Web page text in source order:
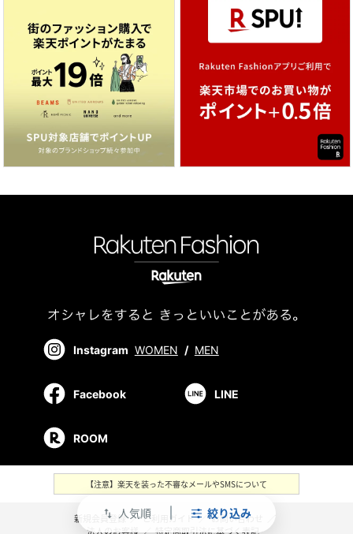
swap_vert 人気順 絞り込み
Instagram WOMEN / MEN
Facebook LINE
ROOM
【注意】楽天を装った不審なメールやSMSについて
新規会員登録 ／ ご利用ガイド ／ お問い合わせ
法人のお客様 ／ 特定商取引法に基づく表記